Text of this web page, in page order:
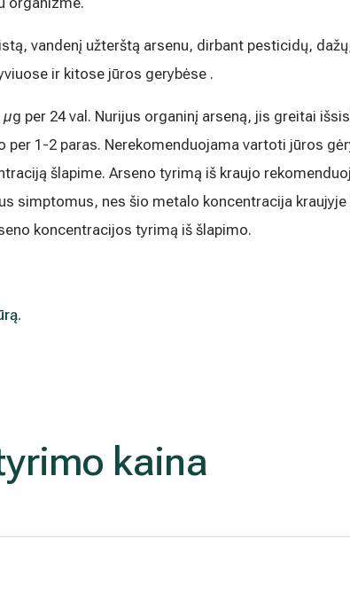
vandenį užterštą arsenu, dirbant pesticidų,
ir kitose jūros gerybėse .
per 24 val. Nurijus organinį arseną, jis greitai
1-2 paras. Nerekomenduojama vartoti jūros
šlapime. Arseno tyrimą iš kraujo
simptomus, nes šio metalo koncentracija kraujyje
koncentracijos tyrimą iš šlapimo.
kaina
bet